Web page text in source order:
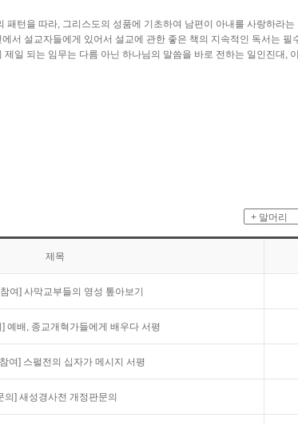
패턴을 따라, 그리스도의 성품에 기초하여 남편이 아내를 사랑하라
서 설교자들에게 있어서 설교에 관한 좋은 책의 지속적인 독서는 필
일 되는 임무는 다름 아닌 하나님의 말씀을 바로 전하는 일인진대,
제목
여] 사막교부들의 영성 톺아보기
예배, 종교개혁가들에게 배우다 서평
여] 스펄전의 십자가 메시지 서평
의] 새성경사전 개정판문의